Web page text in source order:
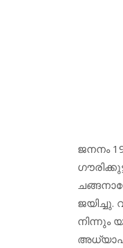
ജനനം
നിന്നും